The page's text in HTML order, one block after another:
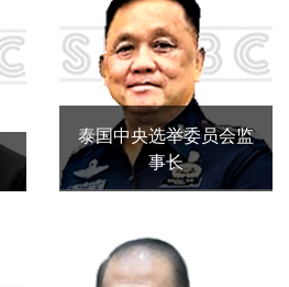
泰国中央选举委员会监
事长